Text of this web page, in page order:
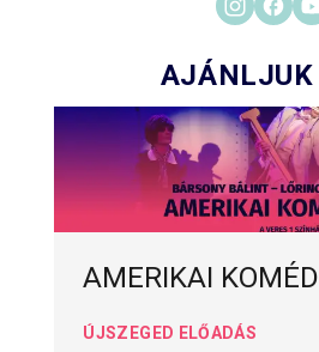
AJÁNLJUK
AMERIKAI
ÚJSZEGED ELŐADÁS